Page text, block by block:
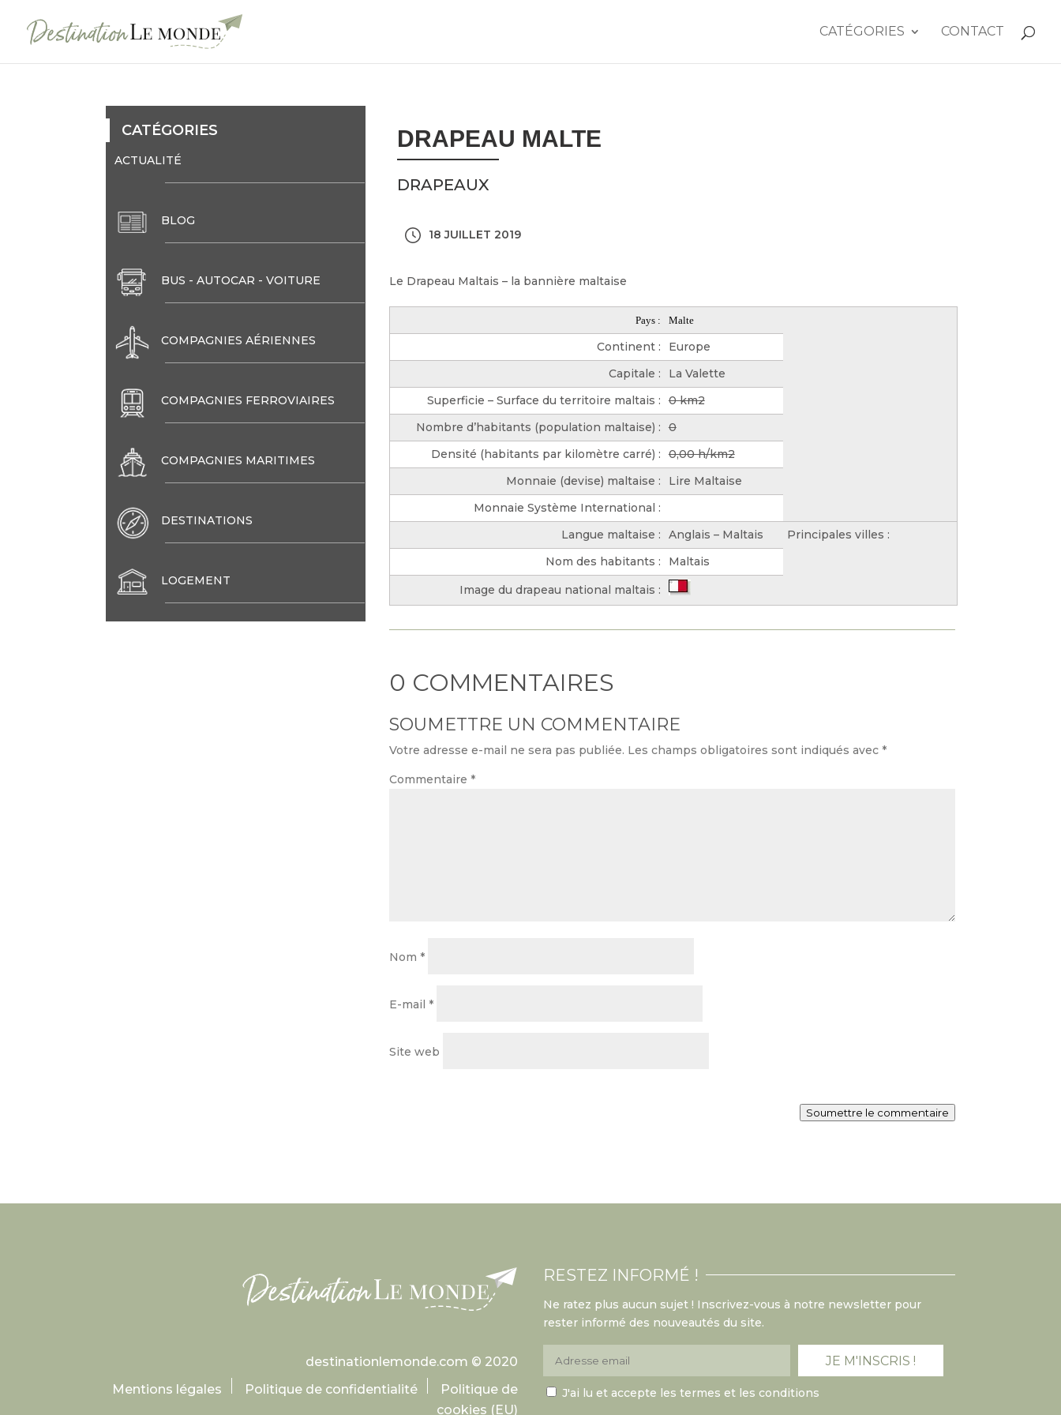
CATÉGORIES CONTACT
CATÉGORIES
ACTUALITÉ
BLOG
BUS - AUTOCAR - VOITURE
COMPAGNIES AÉRIENNES
COMPAGNIES FERROVIAIRES
COMPAGNIES MARITIMES
DESTINATIONS
LOGEMENT
DRAPEAU MALTE
DRAPEAUX
18 JUILLET 2019
Le Drapeau Maltais – la bannière maltaise
Pays : Malte
Continent :
Europe
Capitale :
La Valette
Superficie – Surface du territoire maltais : 0 km2
Nombre d’habitants (population maltaise) : 0
Densité (habitants par kilomètre carré) : 0,00 h/km2
Monnaie (devise) maltaise :
Lire Maltaise
Monnaie Système International :
Langue maltaise :
Anglais – Maltais
Principales villes :
Nom des habitants :
Maltais
Image du drapeau national maltais :
0 COMMENTAIRES
SOUMETTRE UN COMMENTAIRE
Votre adresse e-mail ne sera pas publiée. Les champs obligatoires sont indiqués avec *
Commentaire *
Nom *
E-mail *
Site web
Soumettre le commentaire
destinationlemonde.com © 2020
Mentions légales
Politique de confidentialité
Politique de
cookies (EU)
RESTEZ INFORMÉ !
Ne ratez plus aucun sujet ! Inscrivez-vous à notre newsletter pour
rester informé des nouveautés du site.
J'ai lu et accepte les termes et les conditions